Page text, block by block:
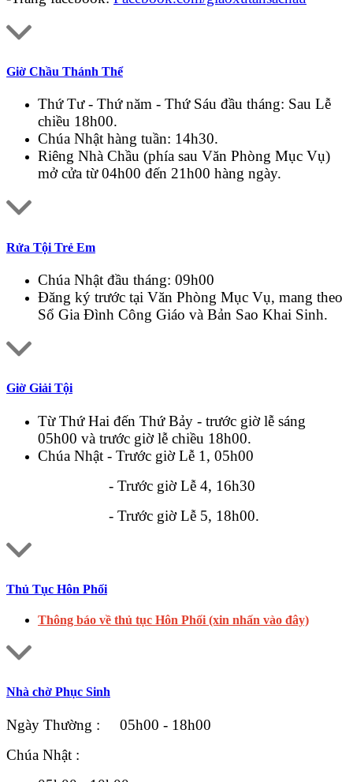
Giờ Chầu Thánh Thể
Thứ Tư - Thứ năm - Thứ Sáu đầu tháng: Sau Lễ
chiều 18h00.
Chúa Nhật hàng tuần: 14h30.
Riêng Nhà Chầu (phía sau Văn Phòng Mục Vụ)
mở cửa từ 04h00 đến 21h00 hàng ngày.
Rửa Tội Trẻ Em
Chúa Nhật đầu tháng: 09h00
Đăng ký trước tại Văn Phòng Mục Vụ, mang theo
Sổ Gia Đình Công Giáo và Bản Sao Khai Sinh.
Giờ Giải Tội
Từ Thứ Hai đến Thứ Bảy - trước giờ lễ sáng
05h00 và trước giờ lễ chiều 18h00.
Chúa Nhật - Trước giờ Lễ 1, 05h00
- Trước giờ Lễ 4, 16h30
- Trước giờ Lễ 5, 18h00.
Thủ Tục Hôn Phối
Thông báo về thủ tục Hôn Phối (xin nhấn vào đây)
Nhà chờ Phục Sinh
Ngày Thường : 05h00 - 18h00
Chúa Nhật :